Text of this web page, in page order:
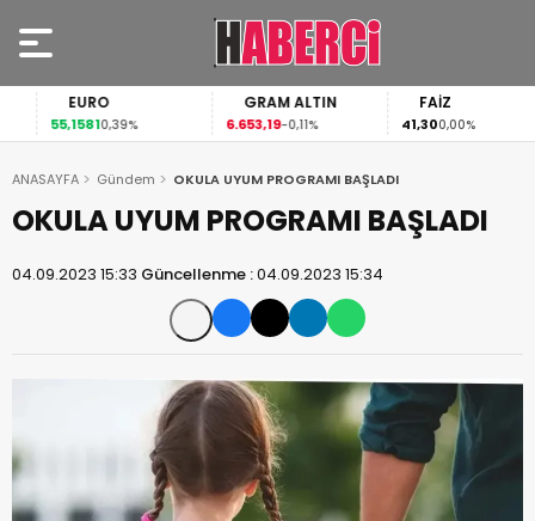
EURO
55,15810,39%
GRAM ALTIN
6.653,19-0,11%
FAİZ
41,300,00%
ANASAYFA Gündem OKULA UYUM PROGRAMI BAŞLADI
OKULA UYUM PROGRAMI BAŞLADI
04.09.2023 15:33 Güncellenme :04.09.2023 15:34